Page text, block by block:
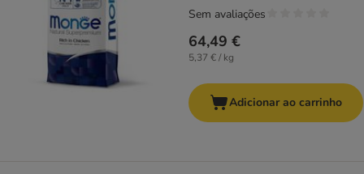
64,49 €
5,37 € / kg
Sem avaliações
Adicionar ao carrinho